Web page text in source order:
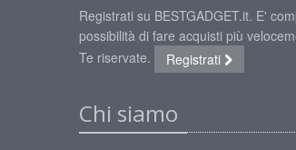
Registrati su BESTGADGET.it. E'
possibilità di fare acquisti più
Te riservate.
Registrati
Chi siamo